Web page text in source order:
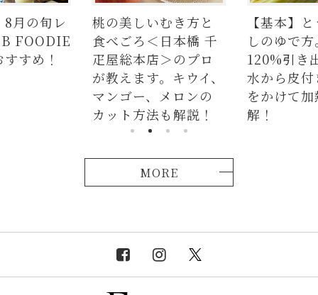
月の旬レ
FOODIE
すめ！
桃の美しいむき方と
食べごろ＜日本橋 千
疋屋総本店＞のプロ
が教えます。キウイ、
マンゴー、メロンの
カット方法も解説！
【基本】
しのゆで
120%引き
水から皮
をかけて
解！
MORE